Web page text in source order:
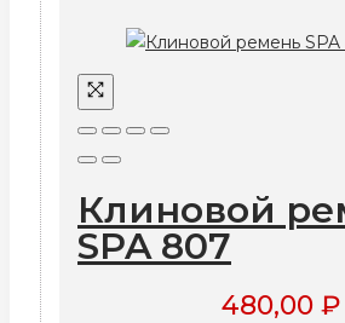
Клиновой
SPA 807
480,00 ₽